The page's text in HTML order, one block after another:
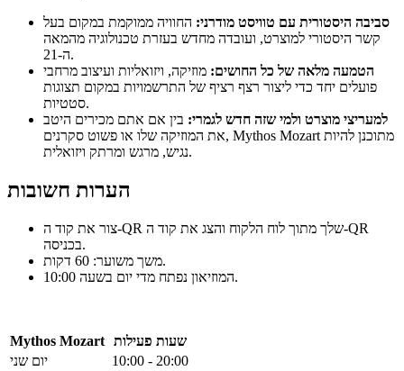
סביבה היסטורית עם טוויסט מודרני: החוויה ממוקמת במקום בעל
קשר היסטורי למוצרט, ועובדה מחדש בעזרת טכנולוגיה מהמאה
ה-21.
הטמעה מלאה של כל החושים: מוזיקה, ויזואליות ועיצוב מרחבי
פועלים יחד כדי ליצור רצף רציף של התרשמויות במקום תצוגות
סטטיות.
למעריצי מוצרט ולמי שזה חדש לגמרי: בין אם אתם מכירים היטב
את המוזיקה שלו או פשוט סקרנים, Mythos Mozart מתוכנן להיות
נגיש, מרגש ומרתק ויזואלית.
הערות חשובות
צור את קוד ה-QR שלך מתוך לוח הלקוח והצג את קוד ה-QR
בכניסה.
משך משוער: 60 דקות.
המוזיאון נפתח מדי יום בשעה 10:00.
Mythos Mozart שעות פעילות
יום שני
10:00 - 20:00